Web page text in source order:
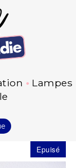
Lampes
Epuisé